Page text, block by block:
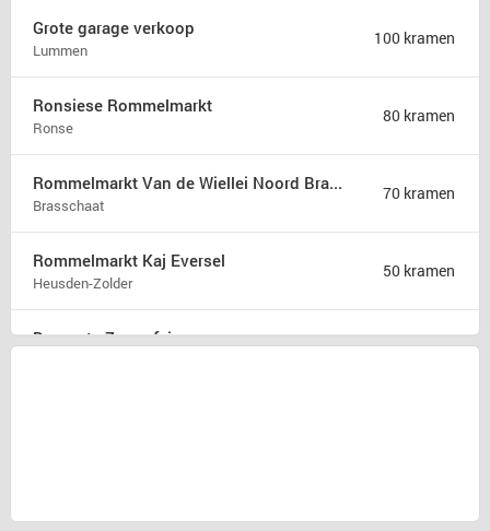
Grote garage verkoop
Lummen
100 kramen
Ronsiese Rommelmarkt
Ronse
80 kramen
Rommelmarkt Van de Wiellei Noord Brasschaat
Brasschaat
70 kramen
Rommelmarkt Kaj Eversel
Heusden-Zolder
50 kramen
Brocante Zomerfair 18 kramen